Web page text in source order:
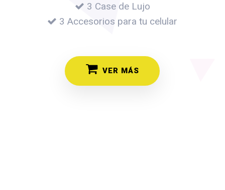
3 Case de Lujo
3 Accesorios para tu celular
VER MÁS